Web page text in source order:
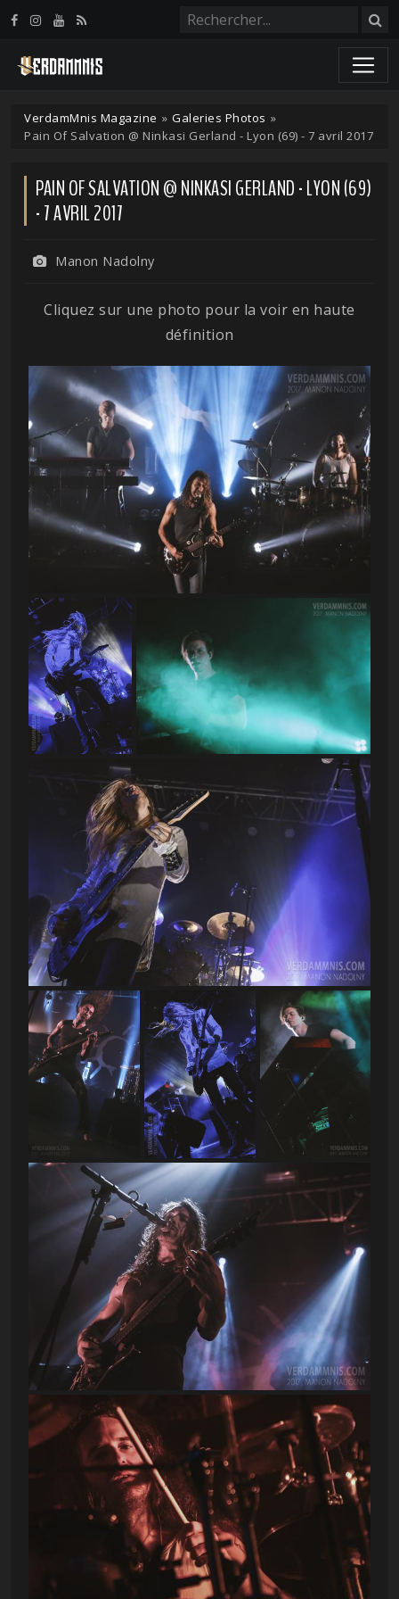
VerdamMnis Magazine » Galeries Photos »
Pain Of Salvation @ Ninkasi Gerland - Lyon (69) - 7 avril 2017
PAIN OF SALVATION @ NINKASI GERLAND - LYON (69)
- 7 AVRIL 2017
Manon Nadolny
Cliquez sur une photo pour la voir en haute
définition
Panneau de gestion des cookies